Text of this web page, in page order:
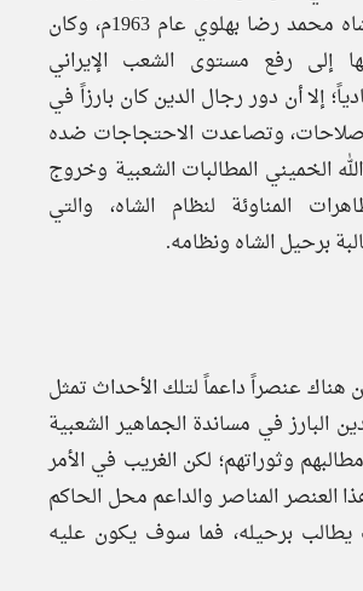
التي نادى بها الشاه محمد رضا بهلوي عام 1963م، وكان
إلى رفع مستوى الشعب الإيراني
إلا أن دور رجال الدين كان بارزاً في
وتصاعدت الاحتجاجات ضده
الخميني المطالبات الشعبية وخروج
المناوئة لنظام الشاه، والتي
برحيل الشاه ونظامه.
هناك عنصراً داعماً لتلك الأحداث تمثل
البارز في مساندة الجماهير الشعبية
وثوراتهم؛ لكن الغريب في الأمر
العنصر المناصر والداعم محل الحاكم
يطالب برحيله، فما سوف يكون عليه